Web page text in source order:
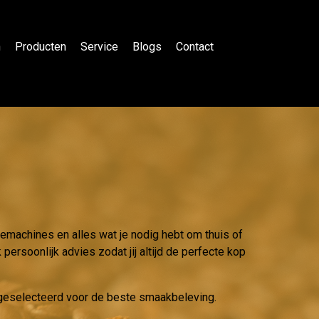
Producten Service Blogs Contact
en alles wat je nodig hebt om thuis of
advies zodat jij altijd de perfecte kop
voor de beste smaakbeleving.